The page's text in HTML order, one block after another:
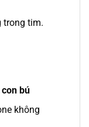
trong tim.
bú
không